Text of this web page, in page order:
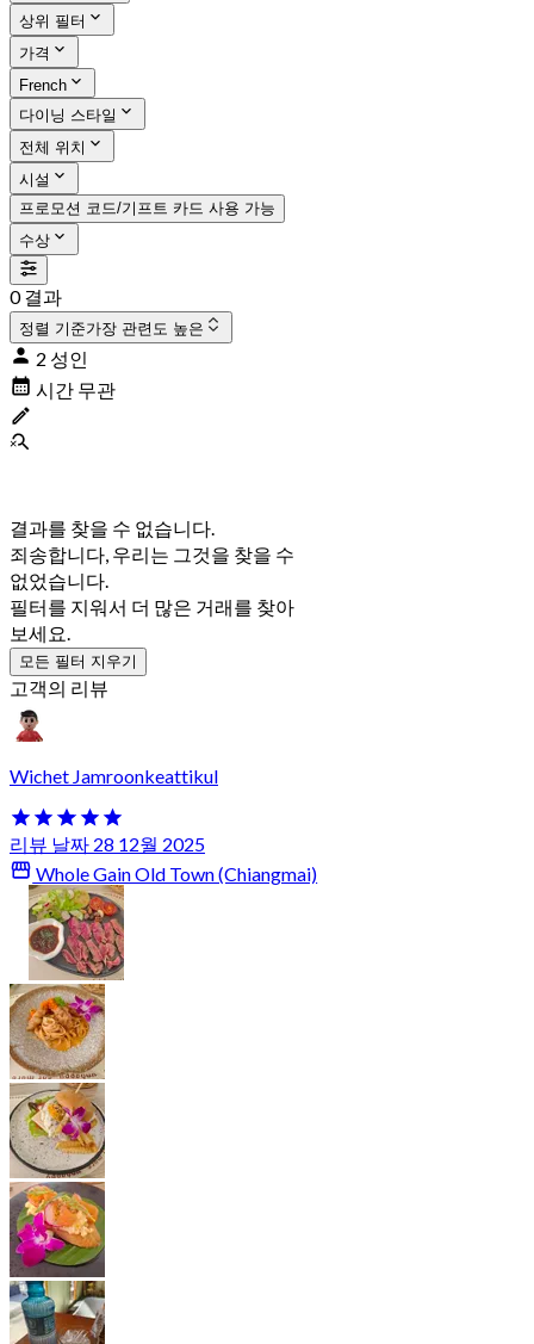
상위 필터
가격
French
다이닝 스타일
전체 위치
시설
프로모션 코드/기프트 카드 사용 가능
수상
0 결과
정렬 기준가장 관련도 높은
2 성인
시간 무관
결과를 찾을 수 없습니다.
죄송합니다, 우리는 그것을 찾을 수
없었습니다.
필터를 지워서 더 많은 거래를 찾아
보세요.
모든 필터 지우기
고객의 리뷰
Wichet Jamroonkeattikul
리뷰 날짜 28 12월 2025
Whole Gain Old Town (Chiangmai)